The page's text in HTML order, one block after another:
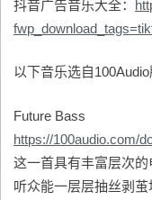
抖音广告音乐大全：
以下音乐选自100Audio
Future Bass
https://100audio.com/
这一首具有丰富层次
听众能一层层抽丝剥